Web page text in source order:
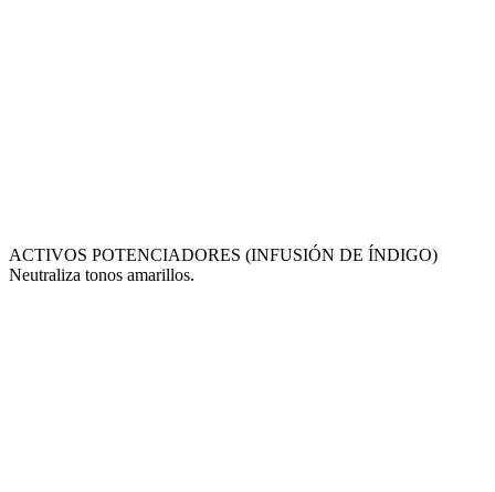
ACTIVOS POTENCIADORES (INFUSIÓN DE ÍNDIGO)
Neutraliza tonos amarillos.